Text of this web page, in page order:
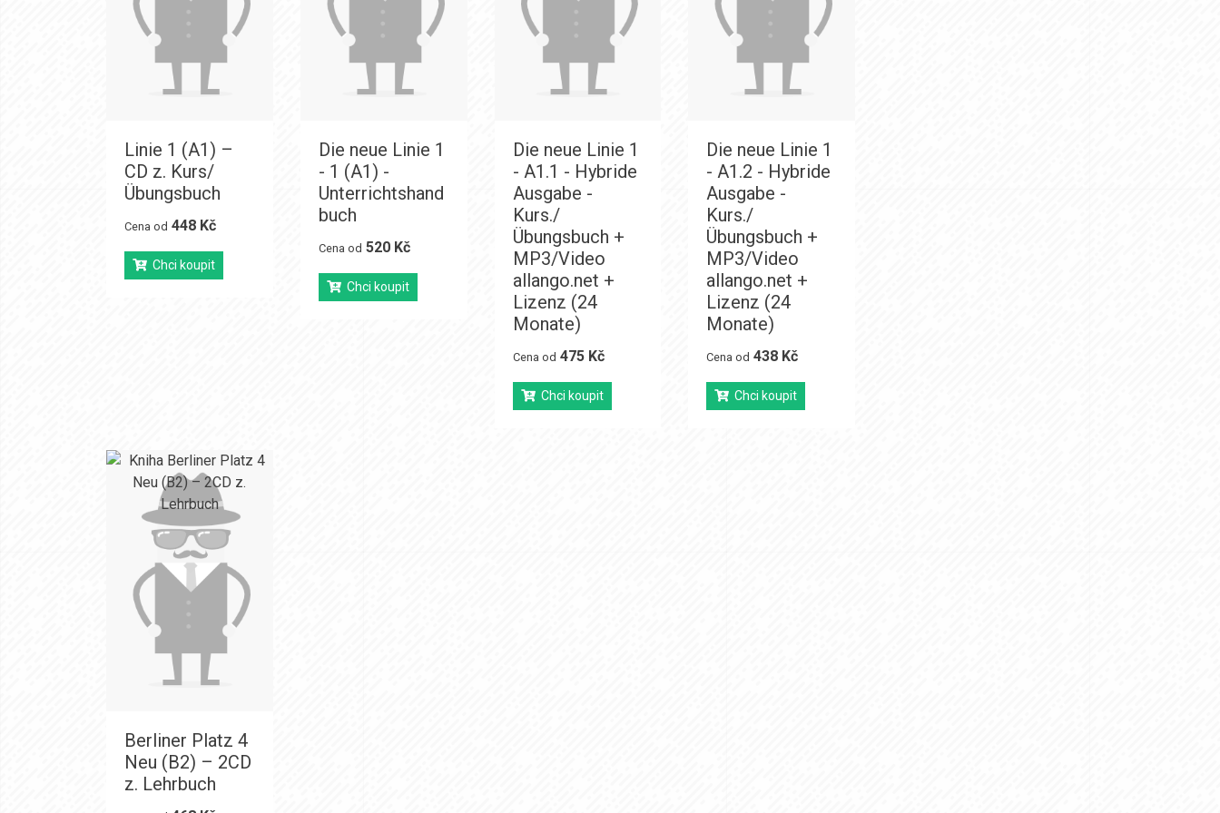
Linie 1 (A1) –
CD z. Kurs/
Übungsbuch
Cena od 448 Kč
Chci koupit
Die neue Linie 1
- 1 (A1) -
Unterrichtshand
buch
Cena od 520 Kč
Chci koupit
Die neue Linie 1
- A1.1 - Hybride
Ausgabe -
Kurs./
Übungsbuch +
MP3/Video
allango.net +
Lizenz (24
Monate)
Cena od 475 Kč
Chci koupit
Die neue Linie 1
- A1.2 - Hybride
Ausgabe -
Kurs./
Übungsbuch +
MP3/Video
allango.net +
Lizenz (24
Monate)
Cena od 438 Kč
Chci koupit
Berliner Platz 4
Neu (B2) – 2CD
z. Lehrbuch